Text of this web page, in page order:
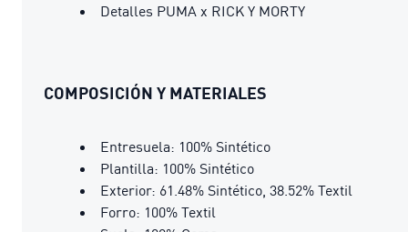
Detalles PUMA x RICK Y MORTY
COMPOSICIÓN Y MATERIALES
Entresuela: 100% Sintético
Plantilla: 100% Sintético
Exterior: 61.48% Sintético, 38.52% Textil
Forro: 100% Textil